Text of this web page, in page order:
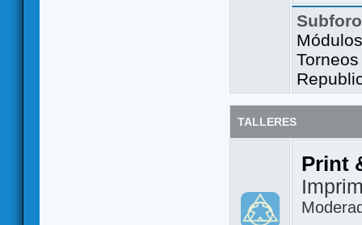
TALLERES
Print